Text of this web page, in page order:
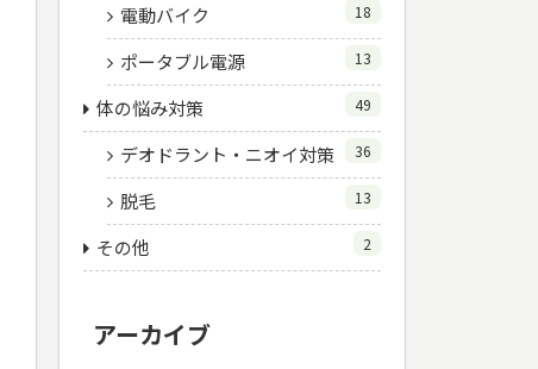
電動バイク 18
ポータブル電源 13
体の悩み対策 49
デオドラント・ニオイ対策 36
脱毛 13
その他 2
アーカイブ